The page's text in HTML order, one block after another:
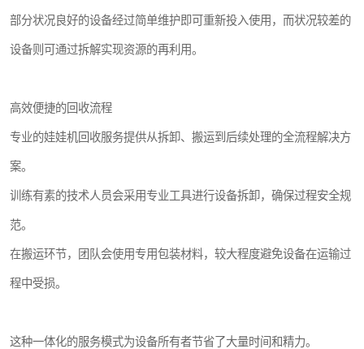
部分状况良好的设备经过简单维护即可重新投入使用，而状况较差的
设备则可通过拆解实现资源的再利用。
高效便捷的回收流程
专业的娃娃机回收服务提供从拆卸、搬运到后续处理的全流程解决方
案。
训练有素的技术人员会采用专业工具进行设备拆卸，确保过程安全规
范。
在搬运环节，团队会使用专用包装材料，较大程度避免设备在运输过
程中受损。
这种一体化的服务模式为设备所有者节省了大量时间和精力。